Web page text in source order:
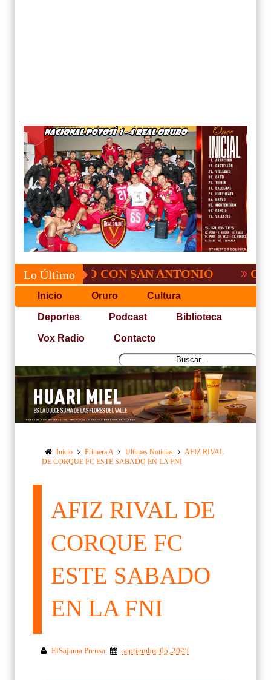
Lo Último
PUDO CON SAN ANTONIO COPA
Inicio Oruro Cultura
Deportes Podcast Biblioteca
Vox Radio Contacto
Inicio Primera A Ultimas Noticias
AFIZ RIVAL
DE CORQUE FC ESTE SABADO EN LA FNI
AFIZ RIVAL DE
CORQUE FC
ESTE SABADO
EN LA FNI
ElSajama Prensa septiembre 05, 2025